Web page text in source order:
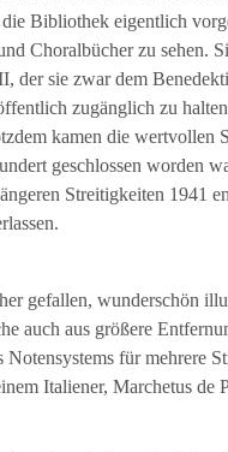
Bibliothek eigentlich
Choralbücher zu sehen.
der sie zwar dem
zugänglich zu
kamen die wertvollen
geschlossen worden
Streitigkeiten 1941
gefallen, wunderschön
auch aus größere
für mehrere
Italiener, Marchetus de